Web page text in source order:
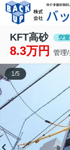
KFT高砂 空
8.3万円 管理
1/5